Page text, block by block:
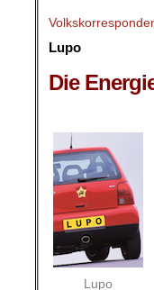
Lupo
Die
Lupo